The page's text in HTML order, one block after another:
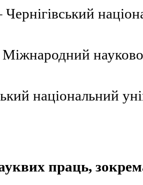
національний
праць,